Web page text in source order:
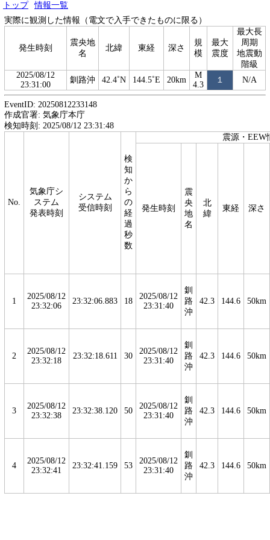
トップ
情報一覧
実際に観測した情報（電文で入手できたものに限る）
発生時刻
震央地
名
北緯 東経 深さ
規
模
最大
震度
最大長
周期
地震動
階級
2025/08/12
23:31:00
釧路沖 42.4˚N 144.5˚E 20km
M
4.3
１ N/A
EventID: 20250812233148
作成官署: 気象庁本庁
検知時刻: 2025/08/12 23:31:48
No.
気象庁シ
ステム
発表時刻
システム
受信時刻
検
知
か
ら
の
経
過
秒
数
震源・EEW
発生時刻
震
央
地
名
北
緯
東経 深さ
1
2025/08/12
23:32:06
23:32:06.883 18
2025/08/12
23:31:40
釧
路
沖
42.3 144.6 50km
2
2025/08/12
23:32:18
23:32:18.611 30
2025/08/12
23:31:40
釧
路
沖
42.3 144.6 50km
3
2025/08/12
23:32:38
23:32:38.120 50
2025/08/12
23:31:40
釧
路
沖
42.3 144.6 50km
4
2025/08/12
23:32:41
23:32:41.159 53
2025/08/12
23:31:40
釧
路
沖
42.3 144.6 50km